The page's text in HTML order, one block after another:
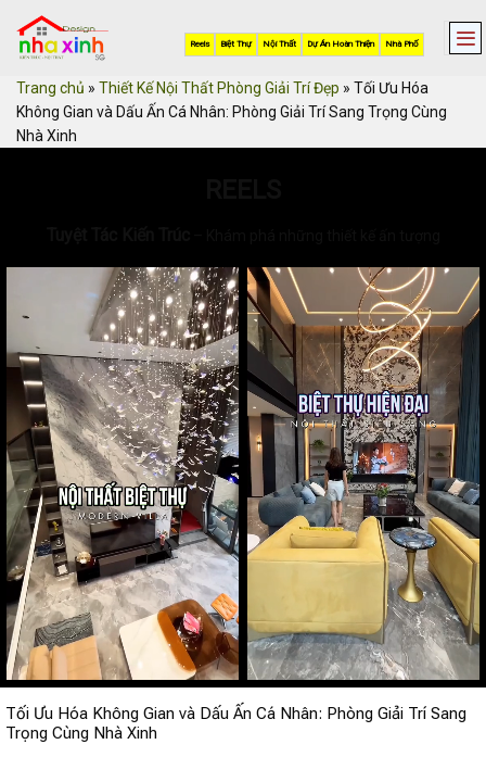
content
Trang chủ » Thiết Kế Nội Thất Phòng Giải Trí Đẹp » Tối Ưu Hóa
Không Gian và Dấu Ấn Cá Nhân: Phòng Giải Trí Sang Trọng Cùng
Nhà Xinh
Tối Ưu Hóa Không Gian và Dấu Ấn Cá Nhân: Phòng Giải Trí Sang
Trọng Cùng Nhà Xinh
Nhà Phố
Dự Án Hoàn Thiện
Nội Thất
Biệt Thự
Reels